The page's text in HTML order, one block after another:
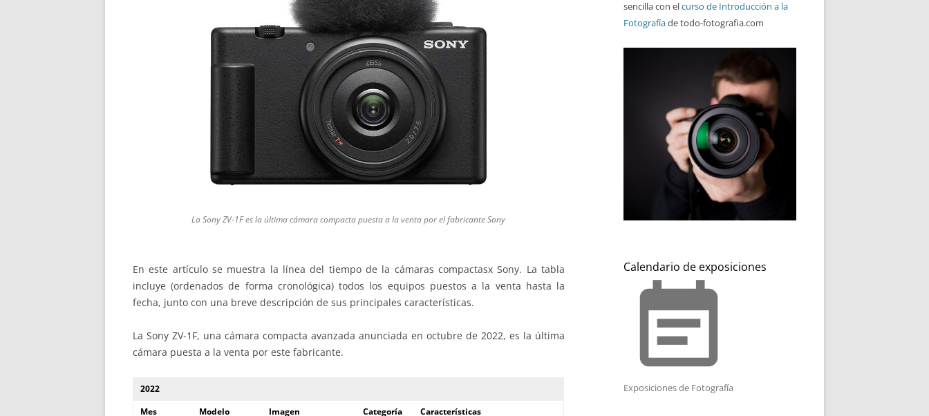
La Sony ZV-1F es la última cámara compacta puesta a la venta por el fabricante Sony
En este artículo se muestra la línea del tiempo de la cámaras compactasx Sony. La tabla
incluye (ordenados de forma cronológica) todos los equipos puestos a la venta hasta la
fecha, junto con una breve descripción de sus principales características.
La Sony ZV-1F, una cámara compacta avanzada anunciada en octubre de 2022, es la última
cámara puesta a la venta por este fabricante.
2022
Mes
Modelo Imagen Categoría Características
sencilla con elcurso de Introducción a la
Fotografíade todo-fotografia.com
Calendario de exposiciones
event_note
Exposiciones de Fotografía